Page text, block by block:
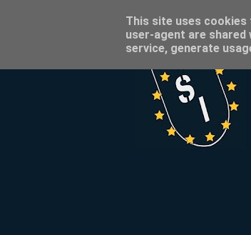
This site uses cookies
user-agent are
service, generate